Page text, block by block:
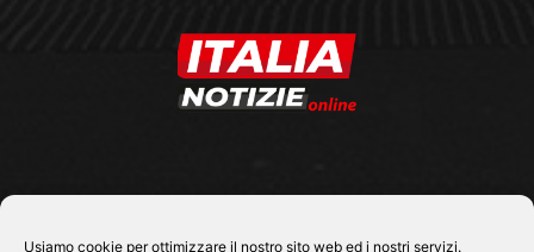
Usiamo cookie per ottimizzare il nostro sito web ed i nostri servizi.
SEGUICI SU